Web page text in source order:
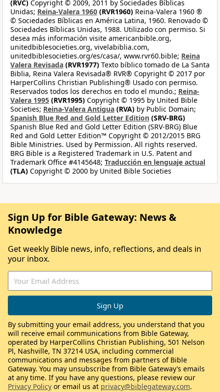
(RVC) Copyright © 2009, 2011 by Sociedades Bíblicas
Unidas; Reina-Valera 1960 (RVR1960) Reina-Valera 1960 ®
© Sociedades Bíblicas en América Latina, 1960. Renovado ©
Sociedades Bíblicas Unidas, 1988. Utilizado con permiso. Si
desea más información visite americanbible.org,
unitedbiblesocieties.org, vivelabiblia.com,
unitedbiblesocieties.org/es/casa/, www.rvr60.bible; Reina
Valera Revisada (RVR1977) Texto bíblico tomado de La Santa
Biblia, Reina Valera Revisada® RVR® Copyright © 2017 por
HarperCollins Christian Publishing® Usado con permiso.
Reservados todos los derechos en todo el mundo.; Reina-
Valera 1995 (RVR1995) Copyright © 1995 by United Bible
Societies; Reina-Valera Antigua (RVA) by Public Domain;
Spanish Blue Red and Gold Letter Edition (SRV-BRG)
Spanish Blue Red and Gold Letter Edition (SRV-BRG) Blue
Red and Gold Letter Edition™ Copyright © 2012/2015 BRG
Bible Ministries. Used by Permission. All rights reserved.
BRG Bible is a Registered Trademark in U.S. Patent and
Trademark Office #4145648; Traducción en lenguaje actual
(TLA) Copyright © 2000 by United Bible Societies
Sign Up for Bible Gateway: News &
Knowledge
Get weekly Bible news, info, reflections, and deals in
your inbox.
By submitting your email address, you understand that you
will receive email communications from Bible Gateway,
operated by HarperCollins Christian Publishing, 501 Nelson
Pl, Nashville, TN 37214 USA, including commercial
communications and messages from partners of Bible
Gateway. You may unsubscribe from Bible Gateway’s emails
at any time. If you have any questions, please review our
Privacy Policy or email us at privacy@biblegateway.com.